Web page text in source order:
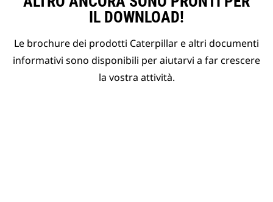
IL DOWNLOAD!
Le brochure dei prodotti Caterpillar e altri documenti
informativi sono disponibili per aiutarvi a far crescere
la vostra attività.